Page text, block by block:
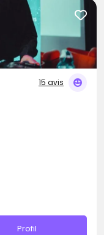
15 avis
Profil